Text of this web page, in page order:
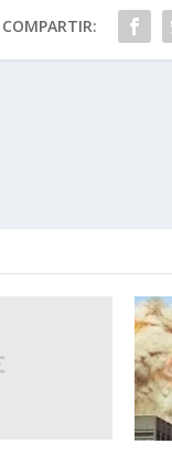
COMPARTIR: